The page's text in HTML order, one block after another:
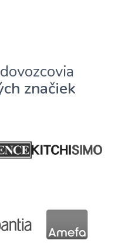
značiek